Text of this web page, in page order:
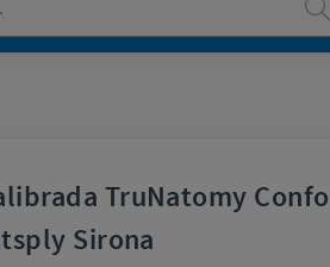
TruNatomy
Sirona